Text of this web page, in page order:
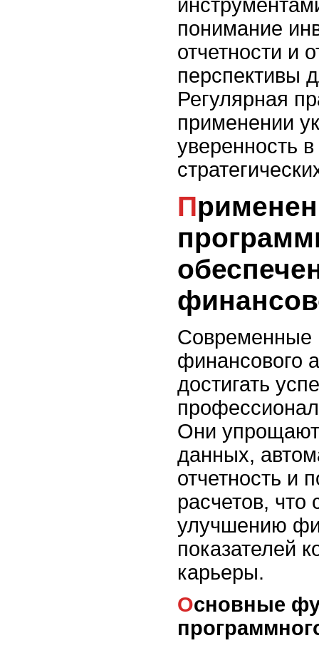
понимание
отчетности и
перспективы
Регулярная
применении
уверенность
Применение
Современные
финансового
достигать
Они упрощают
данных,
отчетность и
расчетов, что
улучшению
показателей
карьеры.
Основные функции